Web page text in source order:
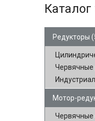
Редукторы
Червячные
Мотор-
Червячные